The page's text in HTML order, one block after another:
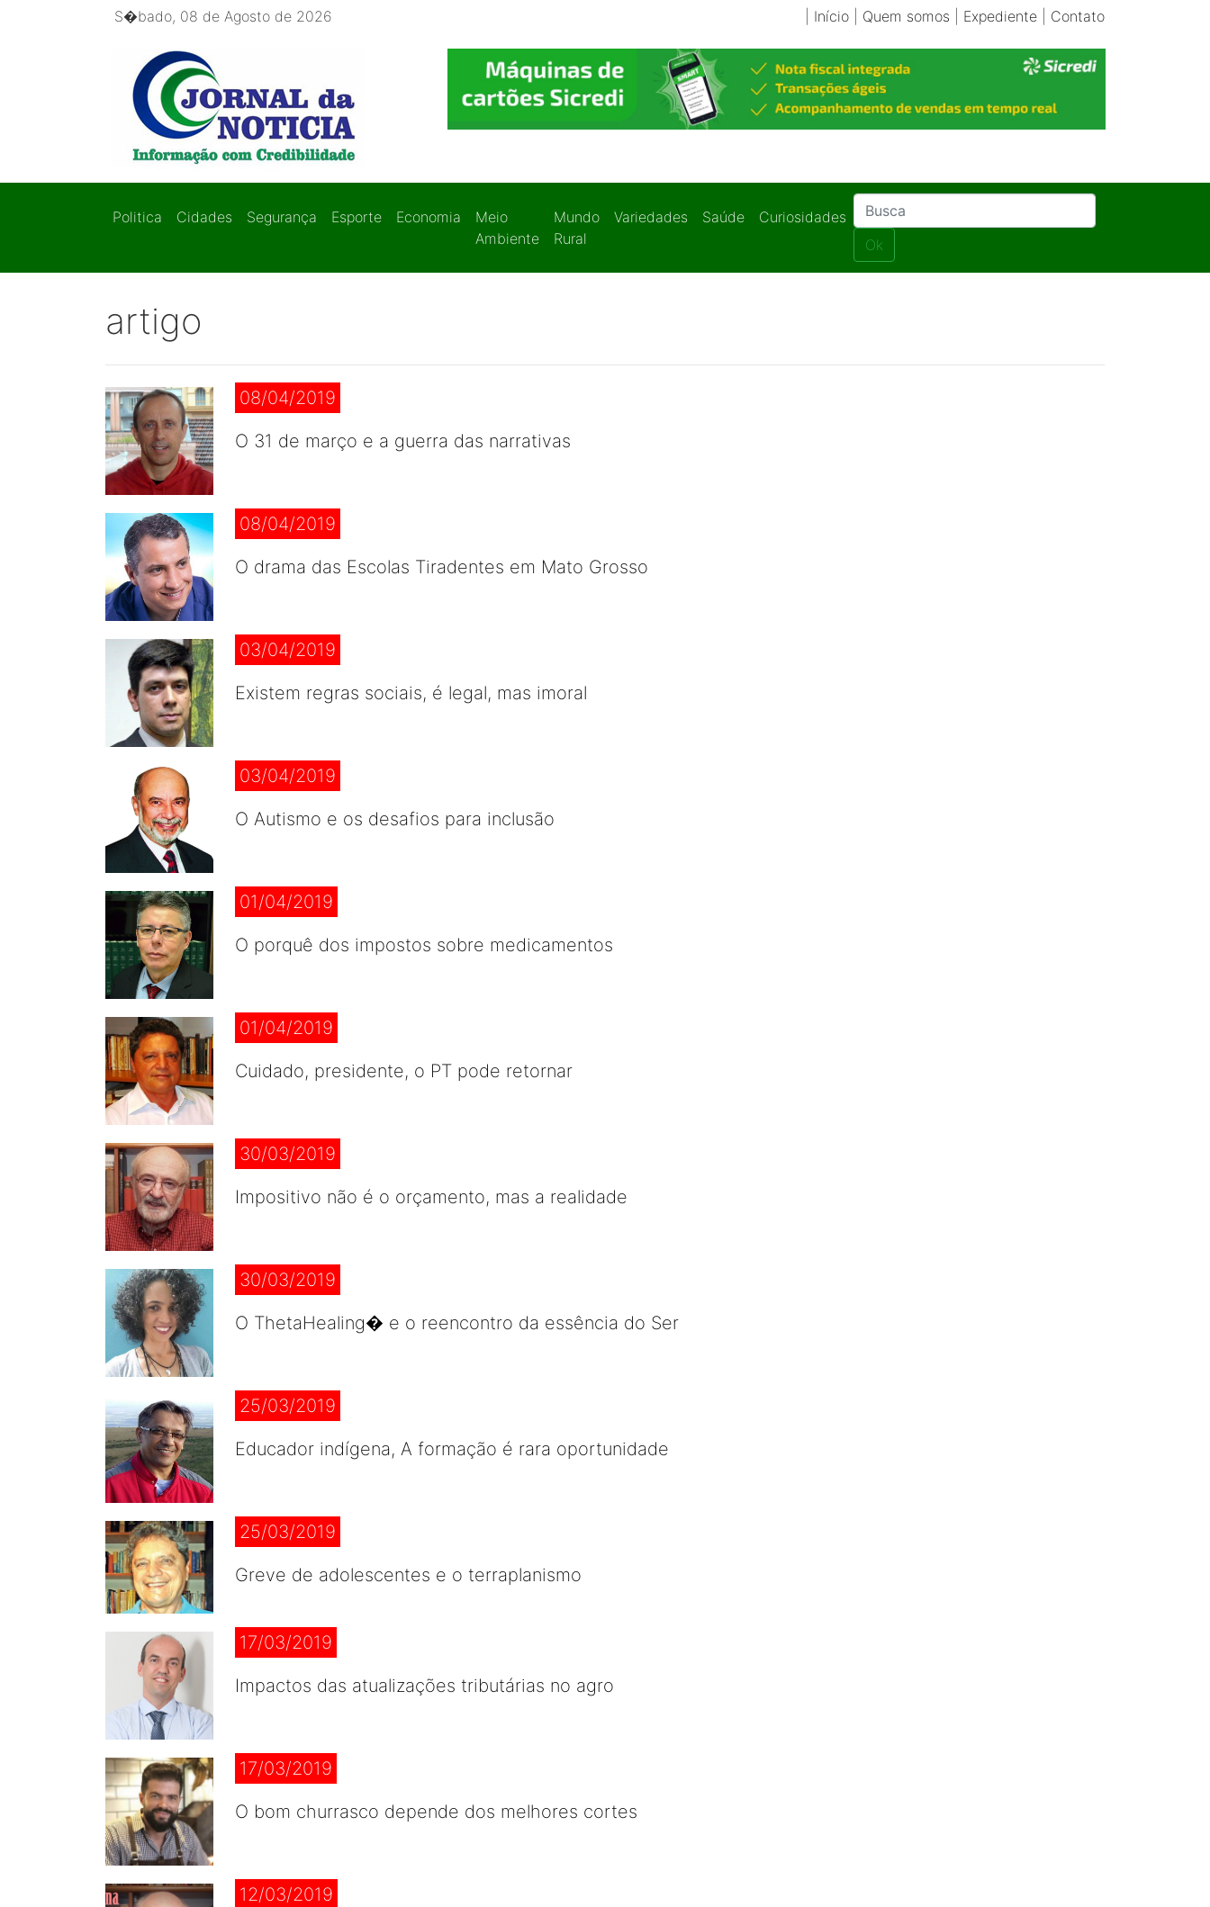
S�bado, 08 de Agosto de 2026 Início| Quem somos Expediente| Contato
Politica Cidades Segurança Esporte Economia
Meio
Ambiente
Mundo
Rural
Variedades Saúde
Curiosidades
Ok
artigo
08/04/2019
O 31 de março e a guerra das narrativas
08/04/2019
O drama das Escolas Tiradentes em Mato Grosso
03/04/2019
Existem regras sociais, é legal, mas imoral
03/04/2019
O Autismo e os desafios para inclusão
01/04/2019
O porquê dos impostos sobre medicamentos
01/04/2019
Cuidado, presidente, o PT pode retornar
30/03/2019
Impositivo não é o orçamento, mas a realidade
30/03/2019
O ThetaHealing� e o reencontro da essência do Ser
25/03/2019
Educador indígena, A formação é rara oportunidade
25/03/2019
Greve de adolescentes e o terraplanismo
17/03/2019
Impactos das atualizações tributárias no agro
17/03/2019
O bom churrasco depende dos melhores cortes
12/03/2019